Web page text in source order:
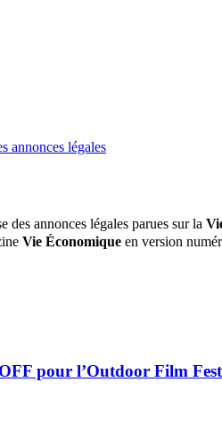
annonces légales
des annonces légales parues sur la
Vie Économique en version
pour l’Outdoor Film